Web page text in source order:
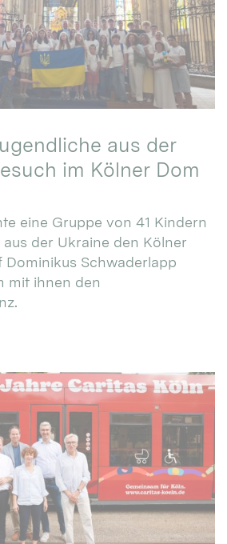
aus der
im Kölner Dom
eine Gruppe von 41 Kindern
der Ukraine den Kölner
Dominikus Schwaderlapp
mit ihnen den